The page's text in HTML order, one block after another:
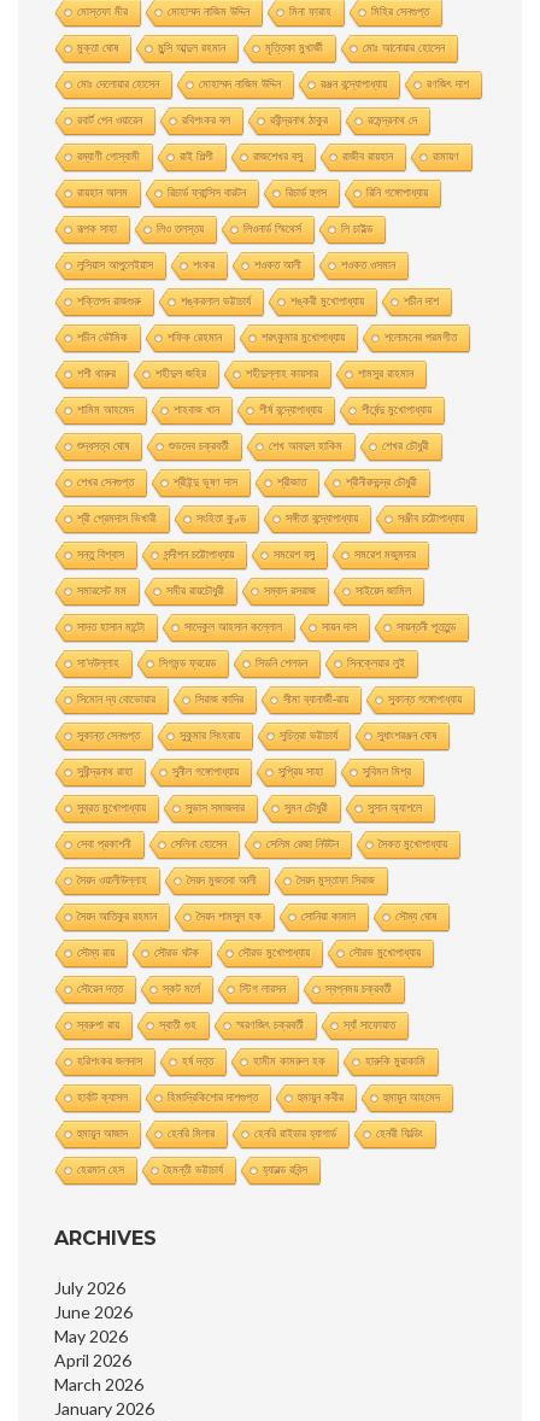
মােস্তফা মীর মােহাম্মদ নাজিম উদ্দিন মিনা ফারাহ মিহির সেনগুপ্ত
মুক্তা ঘোষ মুন্সি আব্দুল রহমান মৃত্তিকা মুখার্জী মোঃ আনোয়ার হোসেন
মোঃ দেলোয়ার হােসেন মোহাম্মদ নাজিম উদ্দিন রঞ্জন বন্দ্যোপাধ্যায় রণজিৎ দাশ
রবার্ট পেন ওয়ারেন রবিশংকর বল রবীন্দ্রনাথ ঠাকুর রমেন্দ্রনাথ দে
রম্যাণী গোস্বামী রাই শিল্পী রাজশেখর বসু রাজীব রায়হান রামায়ণ
রায়হান আলম রিচার্ড ফ্রান্সিস বারটন রিচার্ড হুগস রিনি গঙ্গোপাধ্যায়
রূপক সাহা লিও তলস্তয় লিওনার্ড স্মিথের্স লি চাইল্ড
লুসিয়াস আপুলেইয়াস শংকর শওকত আলী শওকত ওসমান
শক্তিপদ রাজগুরু শঙ্করলাল ভট্টাচার্য শঙ্করী মুখােপাধ্যায় শচীন দাশ
শচীন ভৌমিক শফিক রেহমান শরৎকুমার মুখোপাধ্যায় শলোমনের পরমগীত
শশী থারুর শহীদুল জহির শহীদুল্লাহ কায়সার শামসুর রাহমান
শামিম আহমেদ শাহবাজ খান শীর্ষ বন্দ্যোপাধ্যায় শীর্ষেন্দু মুখোপাধ্যায়
শুদ্ধসত্ব ঘোষ শুভদেব চক্রবর্তী শেখ আবদুল হাকিম শেখর চৌধুরী
শেখর সেনগুপ্ত শ্রীইন্দু ভূষণ দাস শ্রীজাত শ্রীনীরদচন্দ্র চৌধুরী
শ্রী প্রেমদাস ভিখারী সংহিতা কুণ্ড সঙ্গীতা বন্দ্যোপাধ্যায় সঞ্জীব চট্টোপাধ্যায়
সন্তু বিশ্বাস সন্দীপন চট্টোপাধ্যায় সমরেশ বসু সমরেশ মজুমদার
সমারসেট মম সমীর রায়চৌধুরী সম্বাদ রসরাজ সাইয়েদ জামিল
সাদত হাসান মান্টো সাদেকুল আহসান কল্লোল সায়ন দাস সায়ন্তনী পূততুন্ড
সা’দউল্লাহ সিগমন্ড ফ্রয়েড সিডনি শেলডন সিনক্লেয়ার লুই
সিমোন দ্য বোভোয়ার সিরাজ কাদির সীমা ব্যানার্জী-রায় সুকান্ত গঙ্গোপাধ্যায়
সুকান্ত সেনগুপ্ত সুকুমার সিংহরায় সুচিত্রা ভট্টাচার্য সুধাংশরঞ্জন ঘোষ
সুধীন্দ্রনাথ রাহা সুনীল গঙ্গোপাধ্যায় সুপ্রিয় সাহা সুবিমল মিশ্র
সুব্রত মুখোপাধ্যায় সুভাস সমাজদার সুমন চৌধুরী সুসান অ্যাশলে
সেবা প্রকাশনী সেলিনা হােসেন সেলিম রেজা নিউটন সৈকত মুখোপাধ্যায়
সৈয়দ ওয়ালীউল্লাহ সৈয়দ মুজতবা আলী সৈয়দ মুস্তাফা সিরাজ
সৈয়দ আতিকুর রহমান সৈয়দ শামসুল হক সোনিয়া কামাল সৌম্য ঘােষ
সৌম্য রায় সৌরভ ঘটক সৌরভ মুখােপাধ্যায় সৌরভ মুখোপাধ্যায়
সৌরেন দত্ত স্কট মর্লে স্টিগ লারসন স্বপ্নময় চক্রবর্তী
স্বরুপা রায় স্বাতী গুহ স্মরণজিৎ চক্রবর্তী স্যাঁ সাফোয়াত
হরিশংকর জলদাস হর্ষ দত্ত হামীম কামরুল হক হারুকি মুরাকামি
হার্বাট ক্যাসল হিমাদ্রিকিশাের দাশগুপ্ত হুমায়ুন কবীর হুমায়ূন আহমেদ
হুমায়ুন আজাদ হেনরি মিলার হেনরি রাইডার হ্যাগার্ড হেনরী ফিল্ডিং
হেরমান হেস হৈমন্তী ভট্টাচার্য হ্যারল্ড রবিন্স
ARCHIVES
July 2026
June 2026
May 2026
April 2026
March 2026
January 2026